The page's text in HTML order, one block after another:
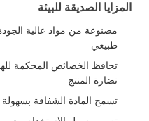
المزايا الصديقة للبيئة
مصنوعة من مواد عالية
طبيعي
تحافظ الخصائص المحكمة
نضارة المنتج
تسمح المادة الشفافة بسهولة